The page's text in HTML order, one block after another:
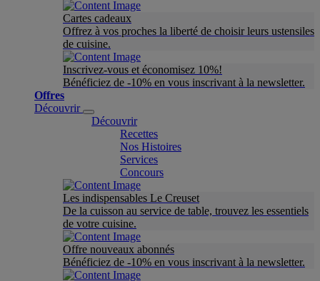
Cartes cadeaux
Offrez à vos proches la liberté de choisir leurs ustensiles
de cuisine.
Inscrivez-vous et économisez 10%!
Bénéficiez de -10% en vous inscrivant à la newsletter.
Offres
Découvrir
Découvrir
Recettes
Nos Histoires
Services
Concours
Les indispensables Le Creuset
De la cuisson au service de table, trouvez les essentiels
de votre cuisine.
Offre nouveaux abonnés
Bénéficiez de -10% en vous inscrivant à la newsletter.